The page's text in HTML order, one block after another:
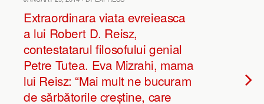
Extraordinara viata evreieasca
a lui Robert D. Reisz,
contestatarul filosofului genial
Petre Tutea. Eva Mizrahi, mama
lui Reisz: “Mai mult ne bucuram
de sărbătorile creștine, care